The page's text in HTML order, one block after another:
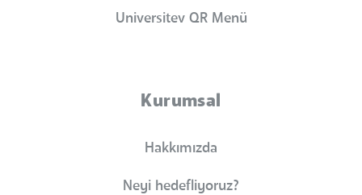
Universitev QR Menü
Kurumsal
Hakkımızda
Neyi hedefliyoruz?